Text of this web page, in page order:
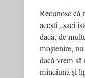
Recunosc că
acești „saci
dacă, de
moștenire,
dacă vrem
minciună și